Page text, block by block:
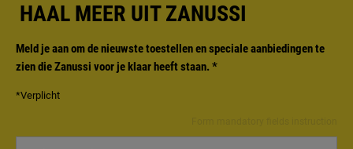
HAAL MEER UIT ZANUSSI
Meld je aan om de nieuwste toestellen en speciale aanbiedingen te
zien die Zanussi voor je klaar heeft staan.*
*Verplicht